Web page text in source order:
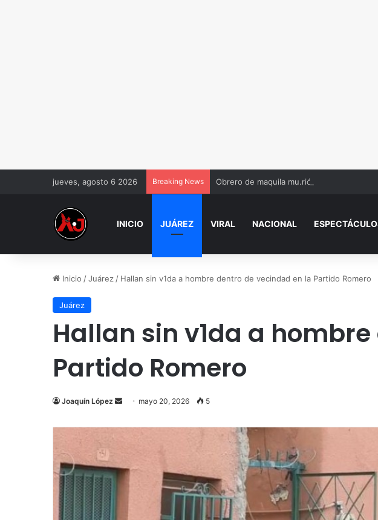
jueves, agosto 6 2026 Breaking News Obrero de maquila mu.rió aplastado por
INICIO JUÁREZ VIRAL NACIONAL
Inicio /Juárez / Hallan sin v1da a hombre dentro de vecindad en la Partido Romero
Juárez
Hallan sin v1da a
Partido Romero
Joaquín López
Send
email
mayo 20, 2026 5